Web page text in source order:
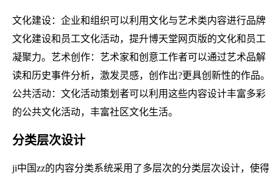
文化建设：企业和组织可以利用文化与艺术类内容进行品牌
文化建设和员工文化活动，提升博天堂网页版的文化和员工
凝聚力。艺术创作：艺术家和创意工作者可以通过艺术品解
读和历史事件分析，激发灵感，创作出?更具创新性的作品。
公共活动：文化活动策划者可以利用这些内容设计丰富多彩
的公共文化活动，丰富社区文化生活。
分类层次设计
ji中国zz的内容分类系统采用了多层次的分类层次设计，使得